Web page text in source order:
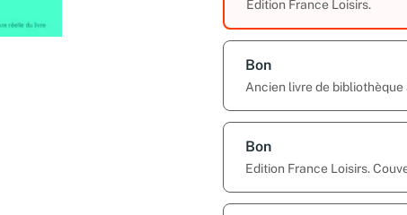
Edition France Loisirs.
Bon
Ancien livre de
Bon
Edition France Loisirs.